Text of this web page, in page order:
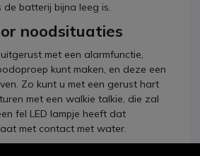
de batterij bijna leeg is.
noodsituaties
met een alarmfunctie,
kunt maken, en deze een
Zo kunt u met een gerust hart
met een walkie talkie, die zal
fel LED lampje heeft dat
met contact met water.